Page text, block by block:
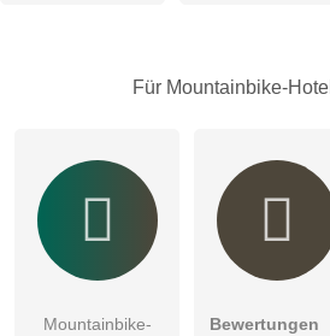
Für Mountainbike-Hotel
Mountainbike-
Bewertungen